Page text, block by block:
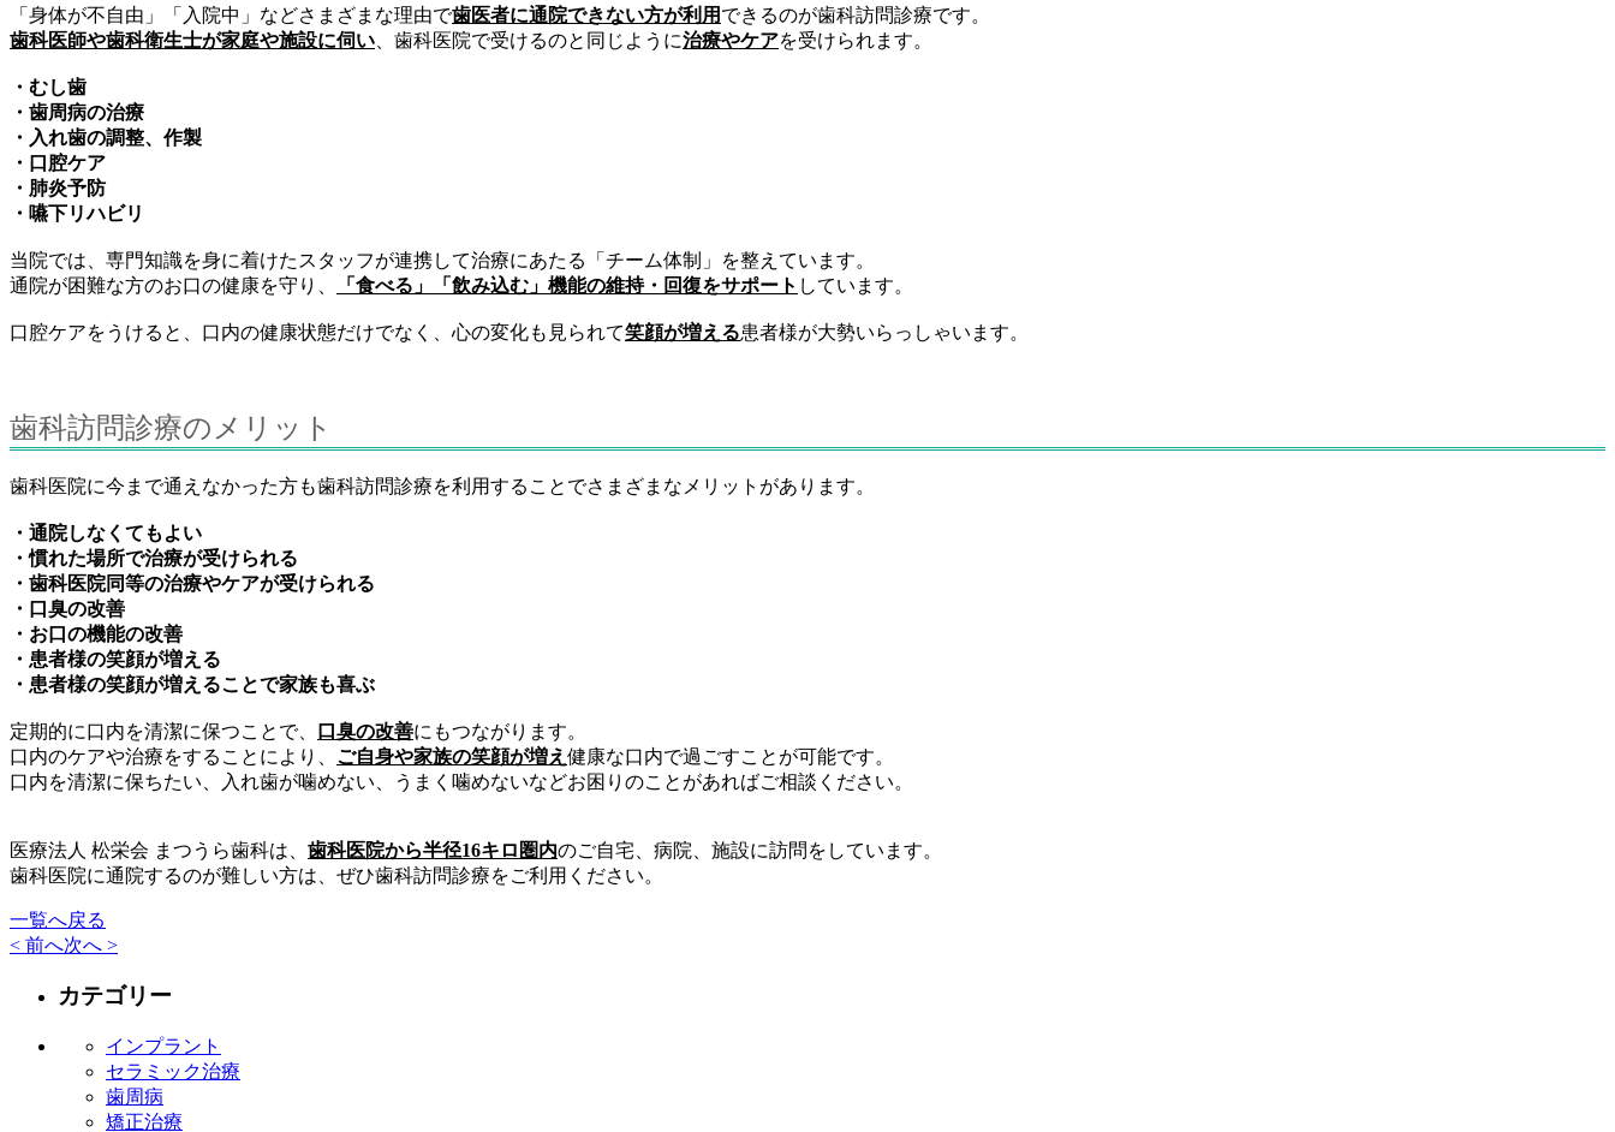
「身体が不自由」「入院中」などさまざまな理由で歯医者に通院できない方が利用 できるのが歯科訪問診療です。
歯科医師や歯科衛生士が家庭や施設に伺い 、歯科医院で受けるのと同じように治療やケアを受けられます。
・むし歯
・歯周病の治療
・入れ歯の調整、作製
・口腔ケア
・肺炎予防
・嚥下リハビリ
当院では、専門知識を身に着けたスタッフが連携して治療にあたる「チーム体制」を整えています。
通院が困難な方のお口の健康を守り、
「食べる」「飲み込む」機能の維持・回復をサポート しています。
口腔ケアをうけると、口内の健康状態だけでなく、心の変化も見られて笑顔が増える患者様が大勢いらっしゃいます。
歯科訪問診療のメリット
歯科医院に今まで通えなかった方も歯科訪問診療を利用することでさまざまなメリットがあります。
・通院しなくてもよい
・慣れた場所で治療が受けられる
・歯科医院同等の治療やケアが受けられる
・口臭の改善
・お口の機能の改善
・患者様の笑顔が増える
・患者様の笑顔が増えることで家族も喜ぶ
定期的に口内を清潔に保つことで、 口臭の改善にもつながります。
口内のケアや治療をすることにより、 ご自身や家族の笑顔が増え 健康な口内で過ごすことが可能です。
口内を清潔に保ちたい、入れ歯が噛めない、うまく噛めないなどお困りのことがあればご相談ください。
医療法人 松栄会 まつうら歯科は、 歯科医院から半径16キロ圏内のご自宅、病院、施設に訪問をしています。
歯科医院に通院するのが難しい方は、ぜひ歯科訪問診療をご利用ください。
一覧へ戻る
< 前へ次へ >
カテゴリー
インプラント
セラミック治療
歯周病
矯正治療